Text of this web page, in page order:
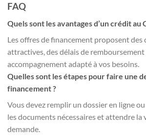
FAQ
Quels sont les avantages d’un crédit au
Les offres de financement proposent
attractives, des délais de
accompagnement adapté à vos besoins.
Quelles sont les étapes pour faire une
financement ?
Vous devez remplir un dossier en ligne
les documents nécessaires et attendre
demande.